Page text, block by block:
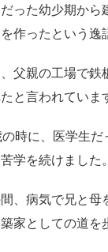
った幼少期から
作ったという逸
、父親の工場で
と言われていま
の時に、医学生
学を続けました。
、病気で兄と母
家としての道を